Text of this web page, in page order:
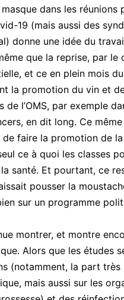
dans les réunions
19 (mais aussi des
donne une idée du
que la reprise, par le
et ce en plein mois du
la promotion du vin et
l’OMS, par exemple
en dit long. Ce
de faire la promotion de
ce à quoi les classes
santé. Et pourtant, ce
pousser la
sur un programme
montrer, et montre
Alors que les études
(notamment, la part
mais aussi sur les